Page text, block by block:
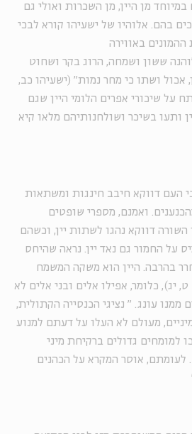
מן היין, מן השכרות ואולי גם
בהם. אלוהיו של ישעיהו קורא לבכי
באווירה
ששון ושמחה, הרוג בקר ושחוט
אכול ושתו כי מחר נמות" (ישעיהו כב,
על שיכורי אפרים הלומי היין שגם
ותעו בשיכר ושולחנותיהם מלאו קיא
העם דווקא חיבב חינגות ומשתאות
ואמנם, מספרי שופטים
דווקא נהגו לשתות יין, וכשהם
על החמור גם נאד יין. נראה שהיחס
בהרבה. היין הוא משקה המשמח
יג), כלומר, אפילו אלים ובני אלים לא
ממנו עונג.
" נציגי הכנסייה הקתולית,
מעולם לא העלו על דעתם למנוע
למומחים גדולים ברקיחת מיני
אוסר המקרא על הכהנים